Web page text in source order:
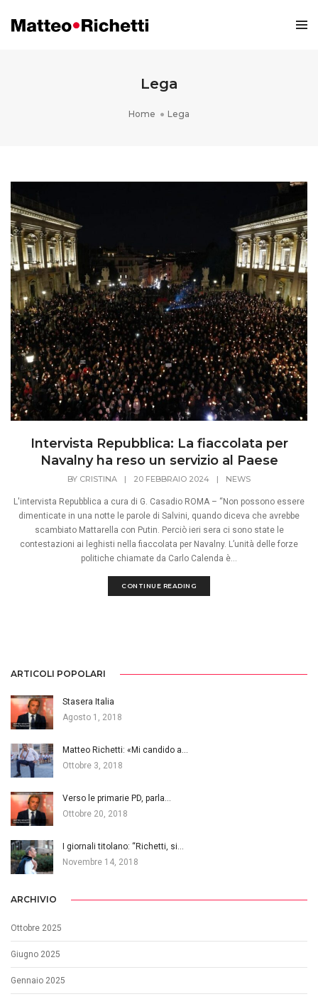
Lega
Home Lega
Intervista Repubblica: La fiaccolata per
Navalny ha reso un servizio al Paese
BY CRISTINA | 20 FEBBRAIO 2024 | NEWS
L'intervista Repubblica a cura di G. Casadio ROMA – “Non possono essere
dimenticate in una notte le parole di Salvini, quando diceva che avrebbe
scambiato Mattarella con Putin. Perciò ieri sera ci sono state le
contestazioni ai leghisti nella fiaccolata per Navalny. L’unità delle forze
politiche chiamate da Carlo Calenda è...
CONTINUE READING
ARTICOLI POPOLARI
Stasera Italia
Agosto 1, 2018
Matteo Richetti: «Mi candido a…
Ottobre 3, 2018
Verso le primarie PD, parla…
Ottobre 20, 2018
I giornali titolano: “Richetti, si…
Novembre 14, 2018
ARCHIVIO
Ottobre 2025
Giugno 2025
Gennaio 2025